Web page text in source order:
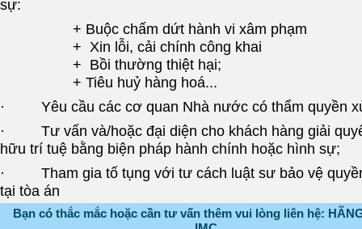
sự:
+ Buộc chấm dứt hành vi xâm phạm
+ Xin lỗi, cải chính công khai
+ Bồi thường thiệt hại;
+ Tiêu huỷ hàng hoá...
· Yêu cầu các cơ quan Nhà nước có thẩm quyền
· Tư vấn và/hoặc đại diện cho khách hàng giải
hữu trí tuệ bằng biện pháp hành chính hoặc hình sự;
· Tham gia tố tụng với tư cách luật sư bảo vệ
tại tòa án
Bạn có thắc mắc hoặc cần tư vấn thêm vui lòng liên hệ: